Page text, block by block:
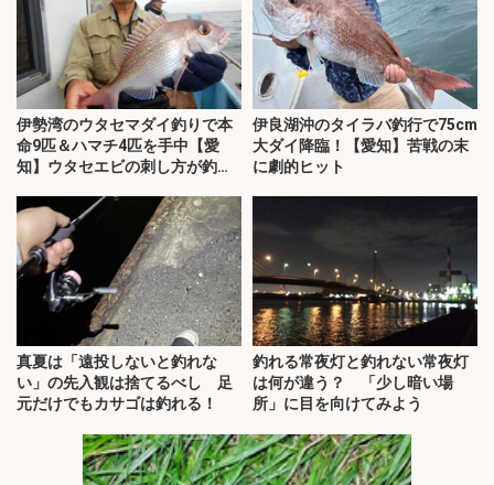
伊勢湾のウタセマダイ釣りで本
命9匹＆ハマチ4匹を手中【愛
知】ウタセエビの刺し方が釣果
伊良湖沖のタイラバ釣行で75cm
大ダイ降臨！【愛知】苦戦の末
に劇的ヒット
真夏は「遠投しないと釣れな
い」の先入観は捨てるべし 足
元だけでもカサゴは釣れる！
釣れる常夜灯と釣れない常夜灯
は何が違う？ 「少し暗い場
所」に目を向けてみよう